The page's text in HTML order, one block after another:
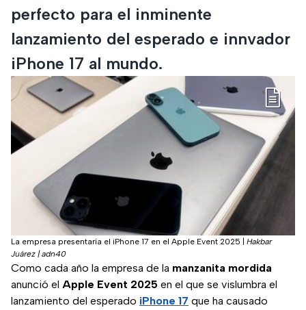
perfecto para el inminente
lanzamiento del esperado e innvador
iPhone 17 al mundo.
La empresa presentaría el iPhone 17 en el Apple Event 2025
Hakbar
Juárez | adn40
Como cada año la empresa de la manzanita mordida
anunció el Apple Event 2025 en el que se vislumbra el
lanzamiento del esperado iPhone 17 que ha causado